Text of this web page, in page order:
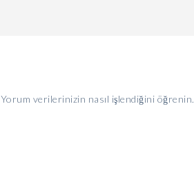
Yorum verilerinizin nasıl işlendiğini öğrenin.